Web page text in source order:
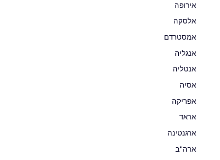
אירופה
אלסקה
אמסטרדם
אנגליה
אנטליה
אסיה
אפריקה
אראד
ארגנטינה
ארה"ב